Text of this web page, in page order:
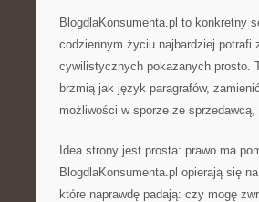
BlogdlaKonsumenta.pl to konkretny
codziennym życiu najbardziej potrafi
cywilistycznych pokazanych prosto.
brzmią jak język paragrafów,
możliwości w sporze ze
Idea strony jest prosta: prawo ma
BlogdlaKonsumenta.pl opierają się
które naprawdę padają: czy mogę